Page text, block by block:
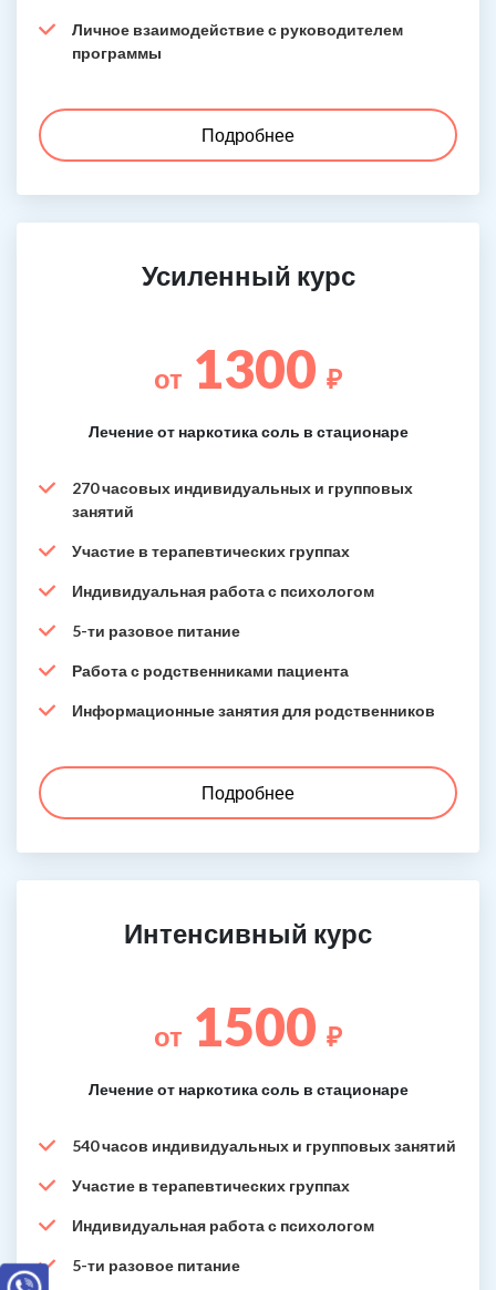
Личное взаимодействие с руководителем
программы
Подробнее
Усиленный курс
от 1300 ₽
Лечение от наркотика соль в стационаре
270 часовых индивидуальных и групповых
занятий
Участие в терапевтических группах
Индивидуальная работа с психологом
5-ти разовое питание
Работа с родственниками пациента
Информационные занятия для родственников
Подробнее
Интенсивный курс
от 1500 ₽
Лечение от наркотика соль в стационаре
540 часов индивидуальных и групповых занятий
Участие в терапевтических группах
Индивидуальная работа с психологом
5-ти разовое питание